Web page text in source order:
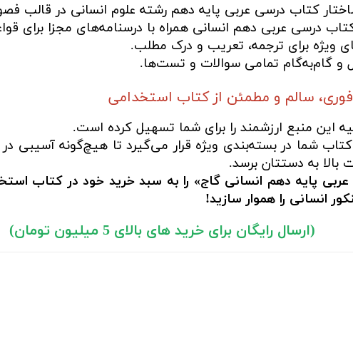
کتاب درسی عربی پایه دهم رشته علوم انسانی در قالب
درسی عربی دهم انسانی همراه با درسنامه‌های مجزا برای
ویژه برای ترجمه، تعریب و درک مطلب.
و گام‌به‌گام تمامی سوالات و تست‌ها.
سالم و مطمئن از کتاب استخدامی
این منبع ارزشمند را برای شما تسهیل کرده است.
کتاب شما در بسته‌بندی ویژه قرار می‌گیرد تا هیچ‌گونه آسیبی
به دستتان برسد.
پایه دهم انسانی گاج» را به سبد خرید خود در کتاب
انسانی را هموار سازید!
(ارسال رایگان برای خرید های بالای 5 میلیون تومان)